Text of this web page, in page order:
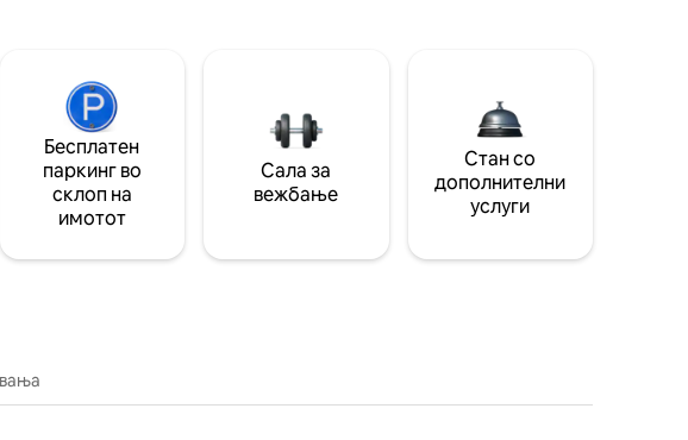
Бесплатен
паркинг во
склоп на
имотот
Сала за
вежбање
Стан со
дополнителни
услуги